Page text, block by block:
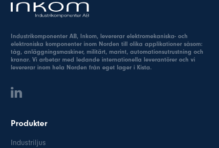
Industrikomponenter AB, Inkom, levererar elektromekaniska- och
elektroniska komponenter inom Norden till olika applikationer såsom:
tåg, anläggningsmaskiner, militärt, marint, automationsutrustning och
kranar. Vi arbetar med ledande internationella leverantörer och vi
levererar inom hela Norden från eget lager i Kista.
Produkter
Industriljus